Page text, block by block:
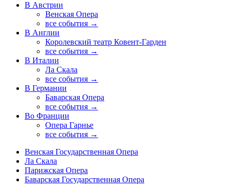
В Австрии
Венская Опера
все события →
В Англии
Королевский театр Ковент-Гарден
все события →
В Италии
Ла Скала
все события →
В Германии
Баварская Опера
все события →
Во Франции
Опера Гарнье
все события →
Венская Государственная Опера
Ла Скала
Парижская Опера
Баварская Государственная Опера